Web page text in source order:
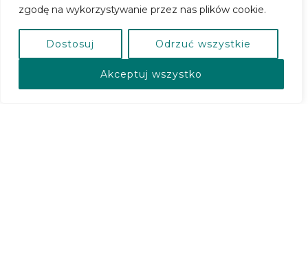
zgodę na wykorzystywanie przez nas plików cookie.
Dostosuj Odrzuć wszystkie
Akceptuj wszystko